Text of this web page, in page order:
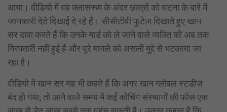
आया। वीडियो में वह क्लासरूम के अंदर छात्रों को घटना के बारे में
जानकारी देते दिखाई दे रहे हैं। सीसीटीवी फुटेज दिखाते हुए खान
सर दावा करते हैं कि उनके गार्ड को ले जाने वाले व्यक्ति की अब तक
गिरफ्तारी नहीं हुई है और पूरे मामले को असली मुद्दे से भटकाया जा
रहा है।
वीडियो में खान सर यह भी कहते हैं कि अगर खान ग्लोबल स्टडीज
बंद हो गया, तो आने वाले समय में कई कोचिंग संस्थानों की फीस एक